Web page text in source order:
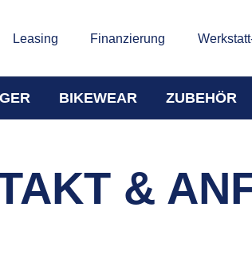
Leasing Finanzierung
BIKEWEAR ZUBEHÖR
&